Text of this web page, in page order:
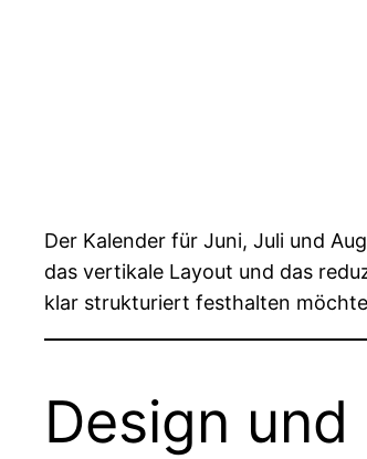
Der Kalender für Juni, Juli und
das vertikale Layout und das
klar strukturiert festhalten
Design